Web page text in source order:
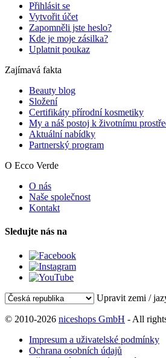
Přihlásit se
Vytvořit účet
Zapomněli jste heslo?
Kde je moje zásilka?
Uplatnit poukaz
Zajímavá fakta
Beauty blog
Složení
Certifikáty přírodní kosmetiky
My a náš postoj k životnímu
Aktuální nabídky
Partnerský program
O Ecco Verde
O nás
Naše společnost
Kontakt
Sledujte nás na
Upravit zemi /
© 2010-2026 niceshops GmbH - All
Impresum a uživatelské podmínky
Ochrana osobních údajů